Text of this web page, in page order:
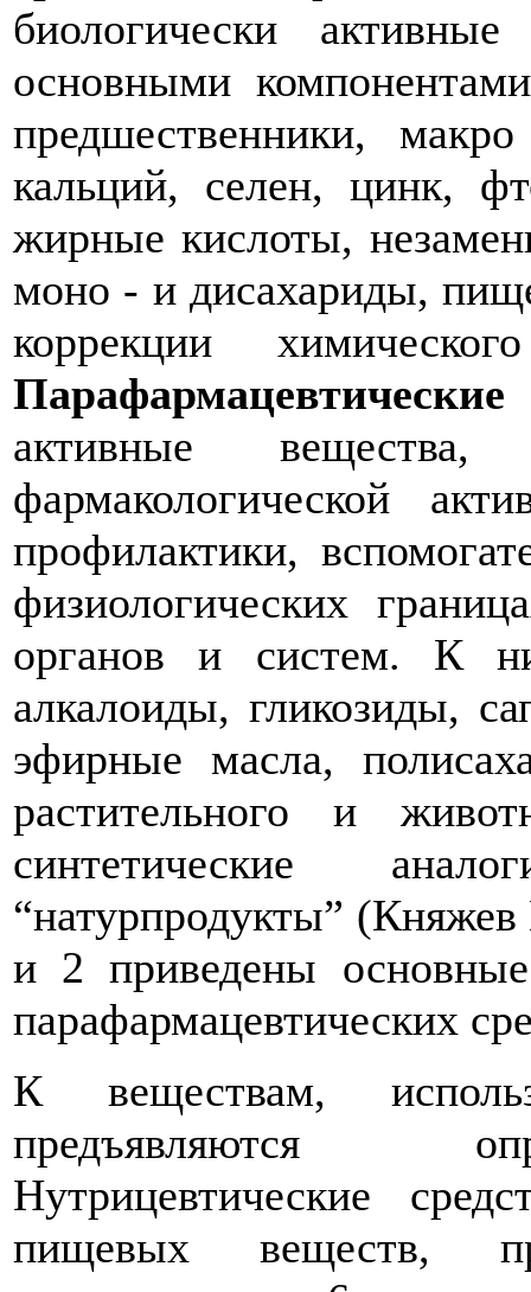
биологически
основными
предшественники,
кальций, селен, цинк,
жирные кислоты,
моно - и дисахариды,
коррекции
активные вещества,
фармакологической
профилактики,
физиологических
органов и систем. К
алкалоиды, гликозиды,
эфирные масла,
растительного и
синтетические
“натурпродукты”
и 2 приведены
парафармацевтических
К веществам,
предъявляются
Нутрицевтические
пищевых веществ,